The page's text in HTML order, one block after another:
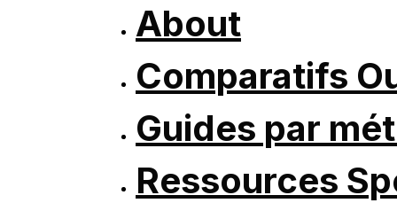
About
Comparatifs
Guides par
Ressources